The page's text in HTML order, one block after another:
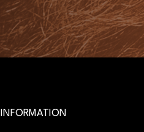
INFORMATION